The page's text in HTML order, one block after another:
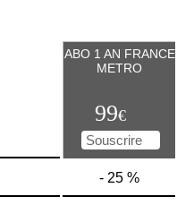
ABO 1 AN FRANCE
METRO
99€
- 25 %